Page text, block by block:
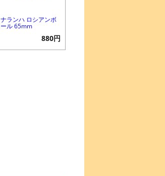
ナランハ ロシアンボ
ール 65mm
880円